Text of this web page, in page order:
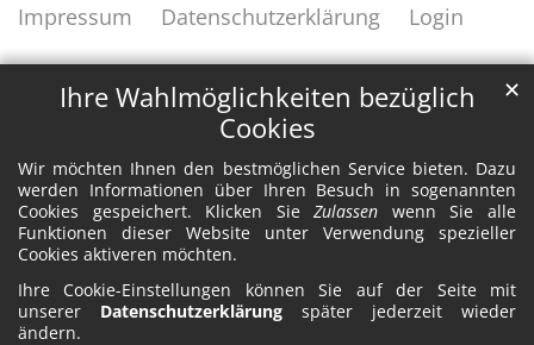
Ihre Wahlmöglichkeiten bezüglich
Cookies
Wir möchten Ihnen den bestmöglichen Service bieten. Dazu
werden Informationen über Ihren Besuch in sogenannten
Cookies gespeichert. Klicken SieZulassen wenn Sie alle
Funktionen dieser Website unter Verwendung spezieller
Cookies aktiveren möchten.
Ihre Cookie-Einstellungen können Sie auf der Seite mit
unserer Datenschutzerklärung später jederzeit wieder
ändern.
✕
Impressum
Datenschutzerklärung Login